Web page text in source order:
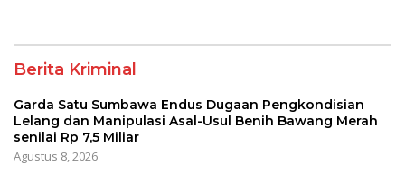
Berita Kriminal
Garda Satu Sumbawa Endus Dugaan Pengkondisian
Lelang dan Manipulasi Asal-Usul Benih Bawang Merah
senilai Rp 7,5 Miliar
Agustus 8, 2026